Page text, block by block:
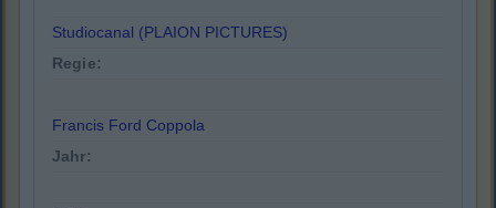
Studiocanal (PLAION PICTURES)
Regie:
Francis Ford Coppola
Jahr: